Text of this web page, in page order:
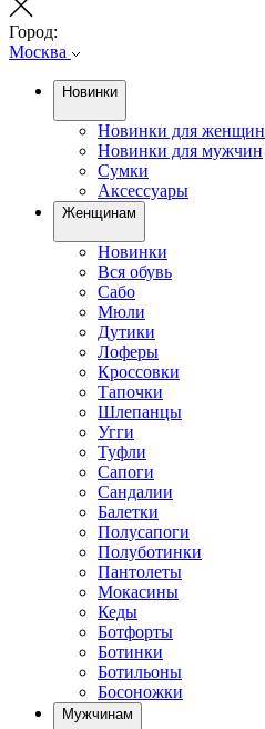
Город:
Москва
Новинки
Новинки для женщин
Новинки для мужчин
Сумки
Аксессуары
Женщинам
Новинки
Вся обувь
Сабо
Мюли
Дутики
Лоферы
Кроссовки
Тапочки
Шлепанцы
Угги
Туфли
Сапоги
Сандалии
Балетки
Полусапоги
Полуботинки
Пантолеты
Мокасины
Кеды
Ботфорты
Ботинки
Ботильоны
Босоножки
Мужчинам